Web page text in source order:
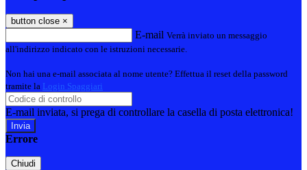
button close ×
E-mail Verrà inviato un messaggio
all'indirizzo indicato con le istruzioni necessarie.
Non hai una e-mail associata al nome utente? Effettua il reset della password
tramite la Login Spaggiari
E-mail inviata, si prega di controllare la casella di posta elettronica!
Errore
Chiudi